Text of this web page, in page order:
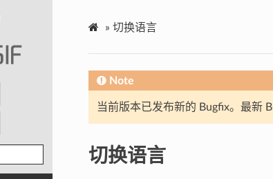
» 切换语言
Note
当前版本已发布新的 Bugfix。最新
切换语言